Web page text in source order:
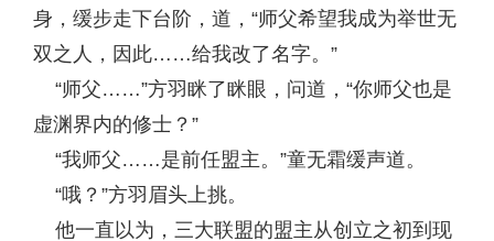
身，缓步走下台阶，道，“师父希望我成为举世无
双之人，因此……给我改了名字。”
“师父……”方羽眯了眯眼，问道，“你师父也是
虚渊界内的修士？”
“我师父……是前任盟主。”童无霜缓声道。
“哦？”方羽眉头上挑。
他一直以为，三大联盟的盟主从创立之初到现